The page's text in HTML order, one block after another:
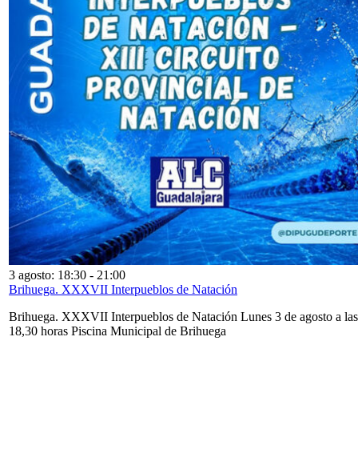
3 agosto: 18:30 - 21:00
Brihuega. XXXVII Interpueblos de Natación
Brihuega. XXXVII Interpueblos de Natación Lunes 3 de agosto a las
18,30 horas Piscina Municipal de Brihuega